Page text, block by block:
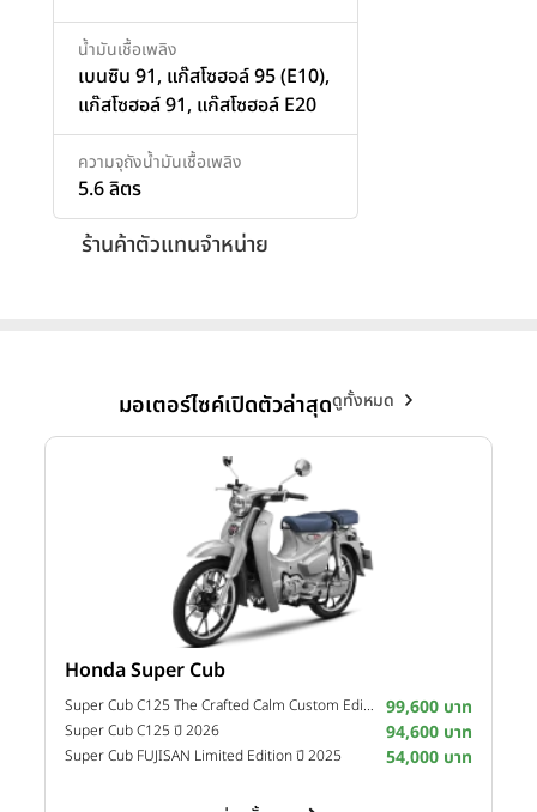
น้ำมันเชื้อเพลิง
เบนซิน 91, แก๊สโซฮอล์ 95 (E10),
แก๊สโซฮอล์ 91, แก๊สโซฮอล์ E20
ความจุถังน้ำมันเชื้อเพลิง
5.6 ลิตร
ร้านค้าตัวแทนจำหน่าย
มอเตอร์ไซค์เปิดตัวล่าสุดดูทั้งหมด
Honda Super Cub
Super Cub C125 The Crafted Calm Custom Edition ปี 2026 99,600 บาท
Super Cub C125 ปี 2026 94,600 บาท
Super Cub FUJISAN Limited Edition ปี 2025 54,000 บาท